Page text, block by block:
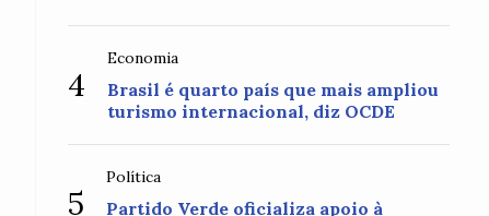
4
Economia
Brasil é quarto país que mais ampliou
turismo internacional, diz OCDE
5
Política
Partido Verde oficializa apoio à